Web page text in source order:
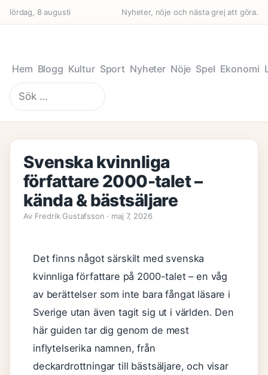
lördag, 8 augusti Nyheter, nöje och nästa grej att göra.
Hem Blogg Kultur Sport Nyheter Nöje Spel Ekonomi
Sök
efter:
Svenska kvinnliga
författare 2000-talet –
kända & bästsäljare
Av Fredrik Gustafsson · maj 7, 2026
Det finns något särskilt med svenska
kvinnliga författare på 2000-talet – en våg
av berättelser som inte bara fångat läsare i
Sverige utan även tagit sig ut i världen. Den
här guiden tar dig genom de mest
inflytelserika namnen, från
deckardrottningar till bästsäljare, och visar